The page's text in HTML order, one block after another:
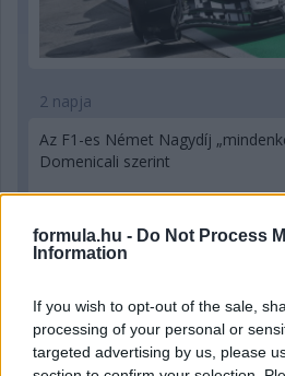
formula.hu - Do Not Process
Information
If you wish to opt-out of the sale,
processing of your personal or
targeted advertising by us, please
2 napja
Az F1-es Német Nagydíj
Domenicali szerint